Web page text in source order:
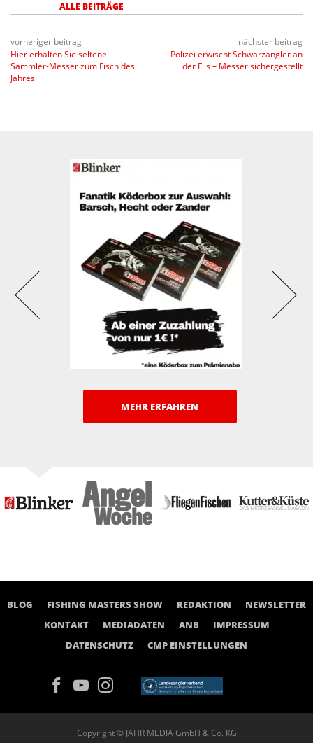
ALLE BEITRÄGE
vorheriger beitrag
Hier erhalten Sie seltene
Sammler-Messer zum Fisch des
Jahres
nächster beitrag
Polizei erwischt Schwarzangler an
der Fils – Messer sichergestellt
MEHR ERFAHREN
BLOG FISHING MASTERS SHOW REDAKTION
NEWSLETTER
KONTAKT
MEDIADATEN ANB
IMPRESSUM
DATENSCHUTZ
CMP EINSTELLUNGEN
Copyright © JAHR MEDIA GmbH & Co. KG